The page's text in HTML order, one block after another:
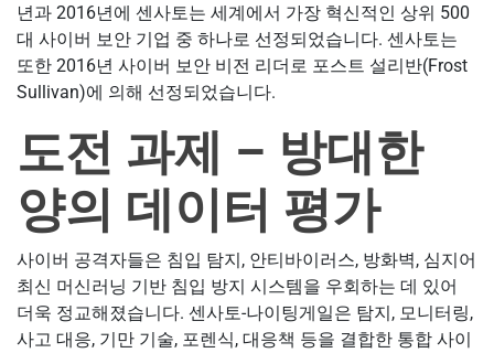
년과 2016년에 센사토는 세계에서 가장 혁신적인 상위 500
대 사이버 보안 기업 중 하나로 선정되었습니다. 센사토는
또한 2016년 사이버 보안 비전 리더로 포스트 설리반(Frost
Sullivan)에 의해 선정되었습니다.
도전 과제 – 방대한
양의 데이터 평가
사이버 공격자들은 침입 탐지, 안티바이러스, 방화벽, 심지어
최신 머신러닝 기반 침입 방지 시스템을 우회하는 데 있어
더욱 정교해졌습니다. 센사토-나이팅게일은 탐지, 모니터링,
사고 대응, 기만 기술, 포렌식, 대응책 등을 결합한 통합 사이